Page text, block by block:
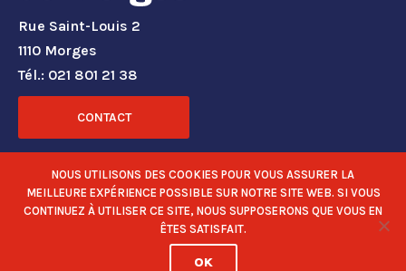
Rue Saint-Louis 2
1110 Morges
Tél.: 021 801 21 38
CONTACT
RÉSEAUX SOCIAUX
NOUS UTILISONS DES COOKIES POUR VOUS ASSURER LA
MEILLEURE EXPÉRIENCE POSSIBLE SUR NOTRE SITE WEB. SI VOUS
CONTINUEZ À UTILISER CE SITE, NOUS SUPPOSERONS QUE VOUS EN
ÊTES SATISFAIT.
OK